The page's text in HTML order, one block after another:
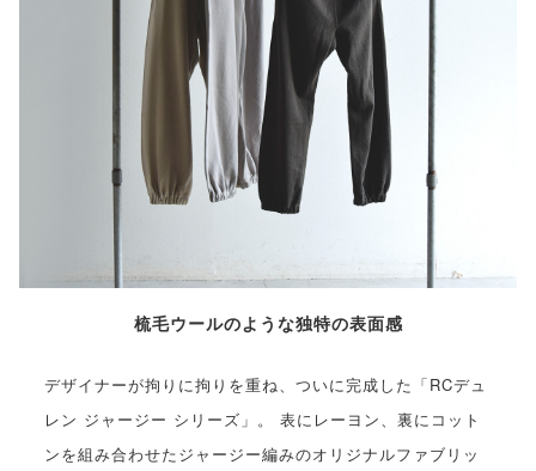
梳毛ウールのような独特の表面感
デザイナーが拘りに拘りを重ね、ついに完成した「RCデュ
レン ジャージー シリーズ」。 表にレーヨン、裏にコット
ンを組み合わせたジャージー編みのオリジナルファブリッ